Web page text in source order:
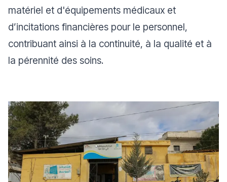
matériel et d'équipements médicaux et
d’incitations financières pour le personnel,
contribuant ainsi à la continuité, à la qualité et à
la pérennité des soins.